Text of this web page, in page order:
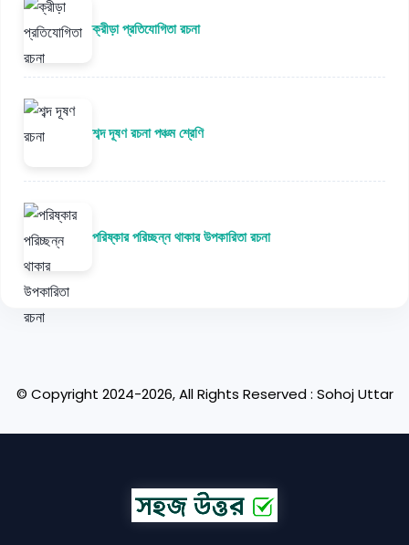
ক্রীড়া প্রতিযোগিতা রচনা
শব্দ দূষণ রচনা পঞ্চম শ্রেণি
পরিষ্কার পরিচ্ছন্ন থাকার উপকারিতা রচনা
© Copyright 2024-2026, All Rights Reserved : Sohoj Uttar